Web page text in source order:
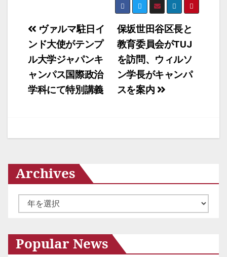
投
稿
ナ
ビ
シ
ン
保坂世田谷区長と
教育委員会がTUJ
を訪問、ウィルソ
ン学長がキャンパ
スを案内
ヴァルマ駐日イ
ンド大使がテンプ
ル大学ジャパンキ
ャンパス国際政治
学科にて特別講義
Archives
ー
イ
Popular News